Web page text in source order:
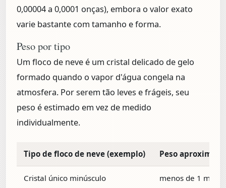
0,00004 a 0,0001 onças), embora o valor exato
varie bastante com tamanho e forma.
Peso por tipo
Um floco de neve é um cristal delicado de gelo
formado quando o vapor d'água congela na
atmosfera. Por serem tão leves e frágeis, seu
peso é estimado em vez de medido
individualmente.
Tipo de floco de neve (exemplo) Peso aproximado
Cristal único minúsculo menos de 1 mg